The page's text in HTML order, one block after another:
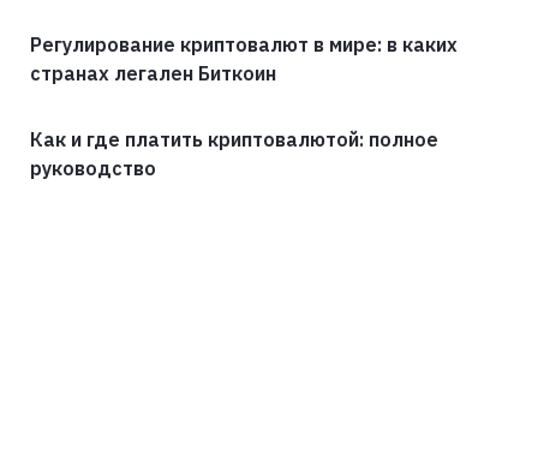
Регулирование криптовалют в мире: в каких
странах легален Биткоин
Как и где платить криптовалютой: полное
руководство